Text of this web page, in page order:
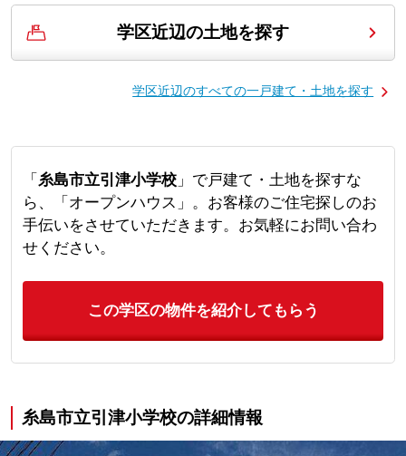
学区近辺の土地を探す
学区近辺のすべての一戸建て・土地を探す
「 糸島市立引津小学校」で戸建て・土地を探すな
ら、「オープンハウス」。お客様のご住宅探しのお
手伝いをさせていただきます。お気軽にお問い合わ
せください。
この学区の物件を紹介してもらう
糸島市立引津小学校の詳細情報